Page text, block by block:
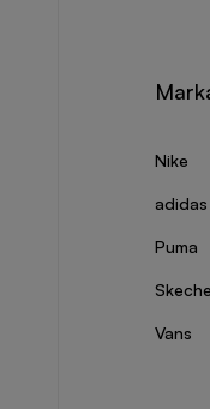
Nike
adidas
Puma
Vans